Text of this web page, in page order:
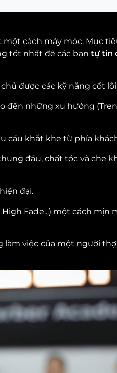
một cách máy móc. Mục
tốt nhất để các bạn tự tin
được các kỹ năng cốt
đến những xu hướng
cầu khắt khe từ phía
đầu, chất tóc và che
đại.
Fade...) một cách mịn
làm việc của một người